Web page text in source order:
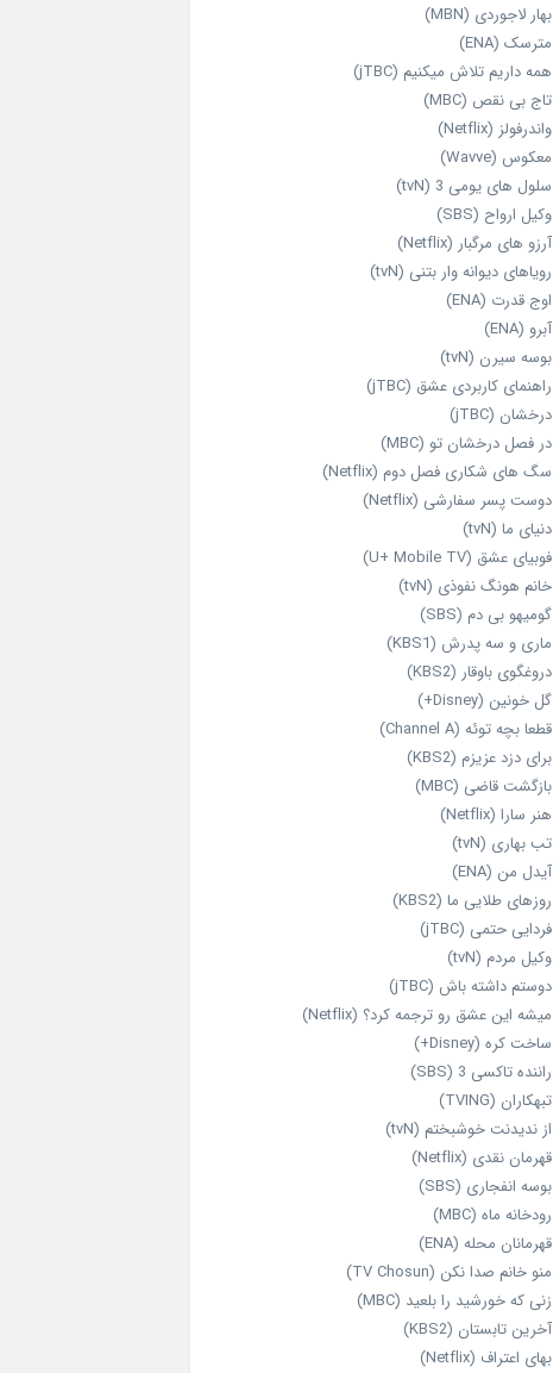
بهار لاجوردی (MBN)
مترسک (ENA)
همه داریم تلاش میکنیم (jTBC)
تاج بی‌ نقص (MBC)
واندرفولز (Netflix)
معکوس (Wavve)
سلول های یومی 3 (tvN)
وکیل ارواح (SBS)
آرزو های مرگبار (Netflix)
رویاهای دیوانه‌ وار بتنی (tvN)
اوج قدرت (ENA)
آبرو (ENA)
بوسه سیرن (tvN)
راهنمای کاربردی عشق (jTBC)
درخشان (jTBC)
در فصل درخشان تو (MBC)
سگ های شکاری فصل دوم (Netflix)
دوست‌ پسر سفارشی (Netflix)
دنیای ما (tvN)
فوبیای عشق (U+ Mobile TV)
خانم هونگ نفوذی (tvN)
گومیهو بی دم (SBS)
ماری و سه پدرش (KBS1)
دروغگوی باوقار (KBS2)
گل خونین (Disney+)
قطعا بچه توئه (Channel A)
برای دزد عزیزم (KBS2)
بازگشت قاضی (MBC)
هنر سارا (Netflix)
تب بهاری (tvN)
آیدل من (ENA)
روزهای طلایی ما (KBS2)
فردایی حتمی (jTBC)
وکیل مردم (tvN)
دوستم داشته باش (jTBC)
میشه این عشق رو ترجمه کرد؟ (Netflix)
ساخت کره (Disney+)
راننده تاکسی 3 (SBS)
تبهکاران (TVING)
از ندیدنت خوشبختم (tvN)
قهرمان نقدی (Netflix)
بوسه انفجاری (SBS)
رودخانه ماه (MBC)
قهرمانان محله (ENA)
منو خانم صدا نکن (TV Chosun)
زنی که خورشید را بلعید (MBC)
آخرین تابستان (KBS2)
بهای اعتراف (Netflix)